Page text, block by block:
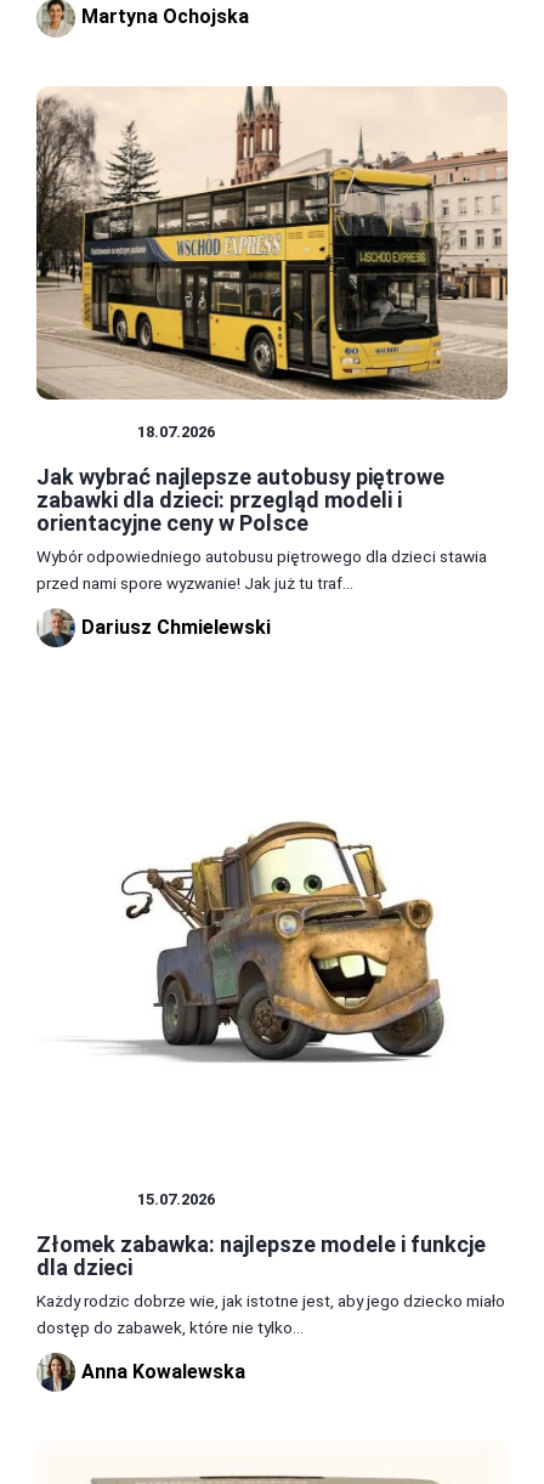
Martyna Ochojska
18.07.2026
Jak wybrać najlepsze autobusy piętrowe
zabawki dla dzieci: przegląd modeli i
orientacyjne ceny w Polsce
Wybór odpowiedniego autobusu piętrowego dla dzieci stawia
przed nami spore wyzwanie! Jak już tu traf...
Dariusz Chmielewski
15.07.2026
Złomek zabawka: najlepsze modele i funkcje
dla dzieci
Każdy rodzic dobrze wie, jak istotne jest, aby jego dziecko miało
dostęp do zabawek, które nie tylko...
Anna Kowalewska